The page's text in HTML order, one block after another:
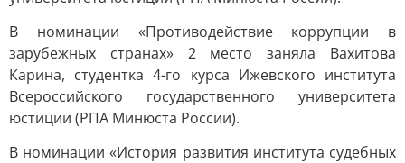
В номинации «Противодействие коррупции в
зарубежных странах» 2 место заняла Вахитова
Карина, студентка 4-го курса Ижевского института
Всероссийского государственного университета
юстиции (РПА Минюста России).
В номинации «История развития института судебных